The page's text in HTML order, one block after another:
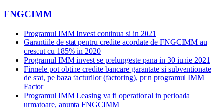
FNGCIMM
Programul IMM Invest continua si in 2021
Garantiile de stat pentru credite acordate de FNGCIMM au
crescut cu 185% in 2020
Programul IMM invest se prelungeste pana in 30 iunie 2021
Firmele pot obtine credite bancare garantate si subventionate
de stat, pe baza facturilor (factoring), prin programul IMM
Factor
Programul IMM Leasing va fi operational in perioada
urmatoare, anunta FNGCIMM